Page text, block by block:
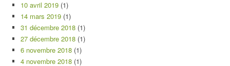
10 avril 2019 (1)
14 mars 2019 (1)
31 décembre 2018 (1)
27 décembre 2018 (1)
6 novembre 2018 (1)
4 novembre 2018 (1)